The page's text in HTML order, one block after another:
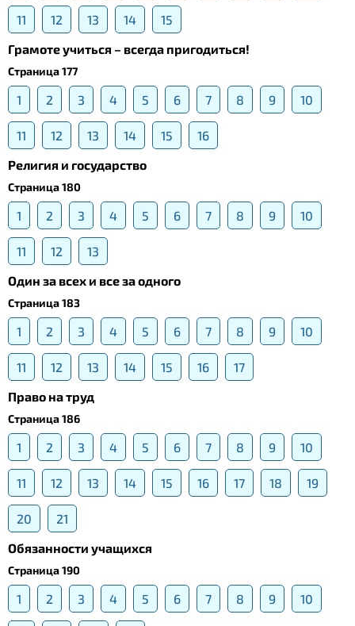
11 12 13 14
15
Грамоте учиться – всегда пригодиться!
Страница 177
1 2 3 4 5 6 7 8 9 10
11 12 13 14 15
16
Религия и государство
Страница 180
1 2 3 4 5 6 7 8 9 10
11 12
13
Один за всех и все за одного
Страница 183
1 2 3 4 5 6 7 8 9 10
11 12 13 14 15 16
17
Право на труд
Страница 186
1 2 3 4 5 6 7 8 9 10
11 12 13 14 15 16 17 18 19
20
21
Обязанности учащихся
Страница 190
1 2 3 4 5 6 7 8 9 10